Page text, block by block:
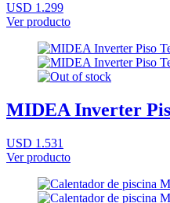
USD 1.299
Ver producto
MIDEA Inverter
USD 1.531
Ver producto